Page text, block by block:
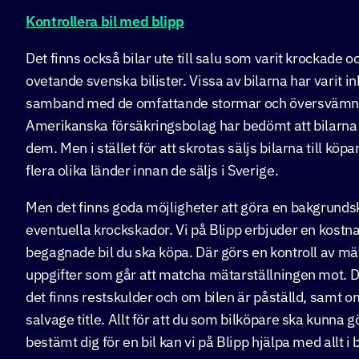
Kontrollera bil med blipp
Det finns också bilar ute till salu som varit krockade
ovetande svenska bilister. Vissa av bilarna har varit
samband med de omfattande stormar och
Amerikanska försäkringsbolag har bedömt att
dem. Men i stället för att skrotas säljs bilarna till
flera olika länder innan de säljs i Sverige.
Men det finns goda möjligheter att göra en
eventuella krockskador. Vi på Blipp erbjuder en
begagnade bil du ska köpa. Där görs en kontroll av
uppgifter som går att matcha mätarställningen mot.
det finns restskulder och om bilen är påställd, samt
salvage title. Allt för att du som bilköpare ska kunna
bestämt dig för en bil kan vi på Blipp hjälpa med allt